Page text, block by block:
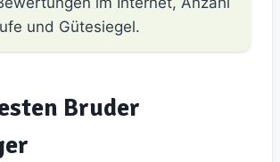
und Gütesiegel.
Bruder